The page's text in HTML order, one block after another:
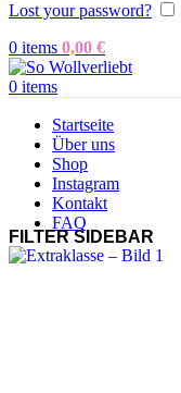
Lost your password?
0 items 0,00 €
0 items
Startseite
Über uns
Shop
Instagram
Kontakt
FAQ
FILTER SIDEBAR